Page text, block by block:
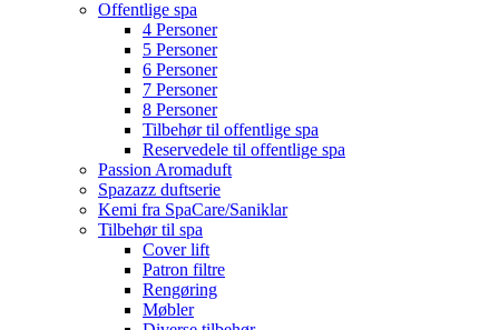
Offentlige spa
4 Personer
5 Personer
6 Personer
7 Personer
8 Personer
Tilbehør til offentlige spa
Reservedele til offentlige spa
Passion Aromaduft
Spazazz duftserie
Kemi fra SpaCare/Saniklar
Tilbehør til spa
Cover lift
Patron filtre
Rengøring
Møbler